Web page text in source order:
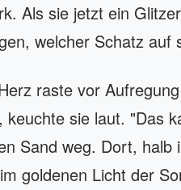
Als sie jetzt ein
welcher Schatz auf
raste vor
sie laut. "Das
Sand weg. Dort, halb
goldenen Licht der